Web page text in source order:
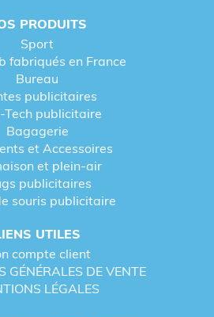
PRODUITS
Sport
fabriqués en France
Bureau
publicitaires
Tech publicitaire
Bagagerie
et Accessoires
et plein-air
publicitaires
souris publicitaire
UTILES
compte client
GÉNÉRALES DE VENTE
LÉGALES